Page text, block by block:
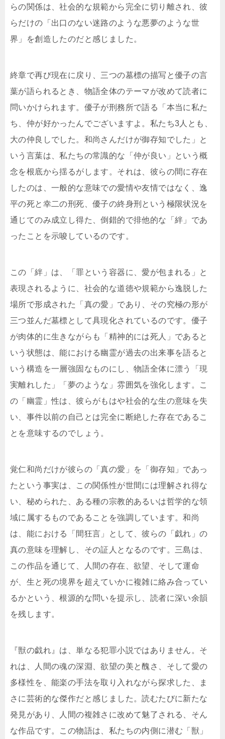
らの関係は、社会的な規範から完全に切り離され、彼
らだけの「出口のない迷路のような悪夢のような世
界」を創造したのだと感じました。
終章で再び現在に戻り、三つの墓標の描写と優子の言
葉が語られるとき、物語全体のテーマが改めて読者に
問いかけられます。優子が刑務所で語る「本当に私た
ち、仲が好かったんでございますよ。私たち3人とも、
大の仲良しでした。和尚さんだけが御存知でした」と
いう言葉は、私たちの常識的な「仲が良い」という概
念を根底から揺るがします。それは、彼らの間に存在
したのは、一般的な意味での愛情や友情ではなく、逸
平の死と幸二の刑死、優子の終身刑という極限状況を
通じてのみ成立し得た、倒錯的で排他的な「絆」であ
ったことを示唆しているのです。
この「絆」は、「罪という容器に、愛が包まれる」と
表現されるように、社会的な道徳や規範から逸脱した
場所で形成された「真の愛」であり、その究極の形が
三つ並んだ墓標として具現化されているのです。優子
が肉体的に生きながらも「精神的には死人」であると
いう状態は、能における幽霊が過去の出来事を語ると
いう構造を一層強固なものにし、物語全体に漂う「現
実離れした」「夢のような」雰囲気を強化します。こ
の「幽霊」性は、彼らがもはや社会的な生の意味を失
い、事件以前の自己とは完全に断絶した存在であるこ
とを意味するのでしょう。
覚仁和尚だけが彼らの「真の愛」を「御存知」であっ
たという事実は、この関係性が世間には理解され得な
い、秘められた、ある種の宗教的あるいは哲学的な領
域に属するものであることを強調しています。和尚
は、能における「間狂言」として、彼らの「戯れ」の
真の意味を理解し、その証人となるのです。三島は、
この作品を通じて、人間の存在、欲望、そして運命
が、生と死の境界を超えていかに複雑に絡み合ってい
るかという、根源的な問いを提示し、読者に深い余韻
を残します。
『獣の戯れ』は、単なる犯罪小説ではありません。そ
れは、人間の魂の深淵、欲望の美と醜さ、そして愛の
多様性を、能楽の手法を取り入れながら探求した、ま
さに芸術的な傑作だと感じました。読むたびに新たな
発見があり、人間の複雑さに改めて魅了される、そん
な作品です。この物語は、私たちの内側に潜む「獣」